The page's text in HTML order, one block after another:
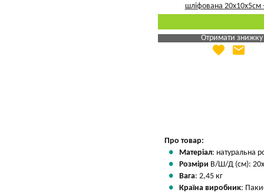
Отримати знижку
Яка Ваша ціна
favorite email
Про товар:
Матеріал: натуральна
Розміри В/Ш/Д (см):
Вага: 2,45 кг
Країна виробник: